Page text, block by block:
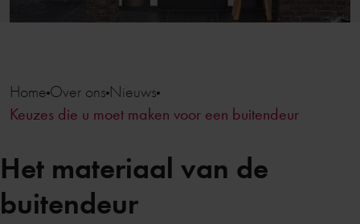
Home Over ons Nieuws
Keuzes die u moet maken voor een buitendeur
Het materiaal van de
buitendeur